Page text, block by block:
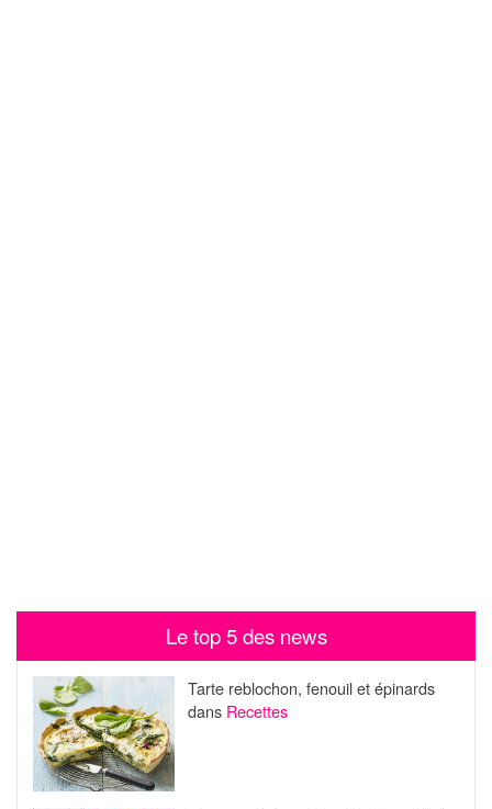
Le top 5 des news
Tarte reblochon, fenouil et épinards
dans Recettes